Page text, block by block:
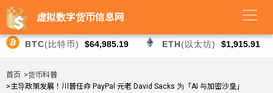
虚拟数字货币信息网
BTC(比特币) $64,985.19 ETH(以太坊) $1,915.91
首页 >货币科普
>主导政策发展！川普任命 PayPal 元老 David Sacks 为「AI 与加密沙皇」